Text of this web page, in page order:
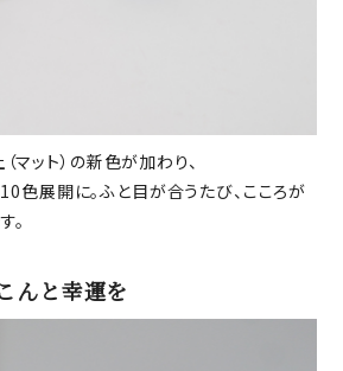
マット）の新色が加わり、
展開に。ふと目が合うたび、こころが
。
んと幸運を